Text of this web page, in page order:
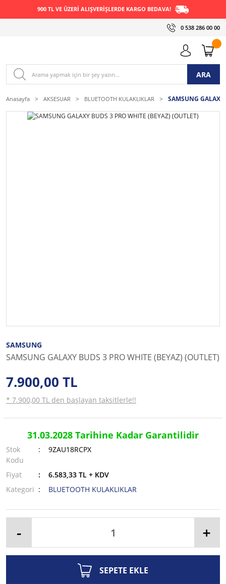
900 TL VE ÜZERİ ALIŞVERİŞLERDE KARGO BEDAVA!
0 538 286 00 00
ARA
Anasayfa AKSESUAR BLUETOOTH KULAKLIKLAR SAMSUNG
SAMSUNG
SAMSUNG GALAXY BUDS 3 PRO WHITE (BEYAZ) (OUTLET)
7.900,00 TL
* 7.900,00 TL den başlayan taksitlerle!!
31.03.2028 Tarihine Kadar Garantilidir
Stok
Kodu
9ZAU18RCPX
Fiyat
6.583,33 TL + KDV
Kategori
BLUETOOTH KULAKLIKLAR
- +
SEPETE EKLE